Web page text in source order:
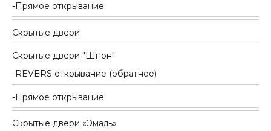
Прямое открывание
Скрытые двери
Скрытые двери "Шпон"
REVERS открывание (обратное)
Прямое открывание
Скрытые двери «Эмаль»